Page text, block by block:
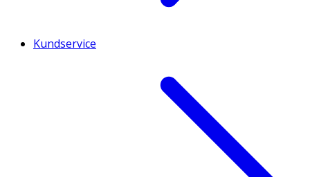
Kundservice